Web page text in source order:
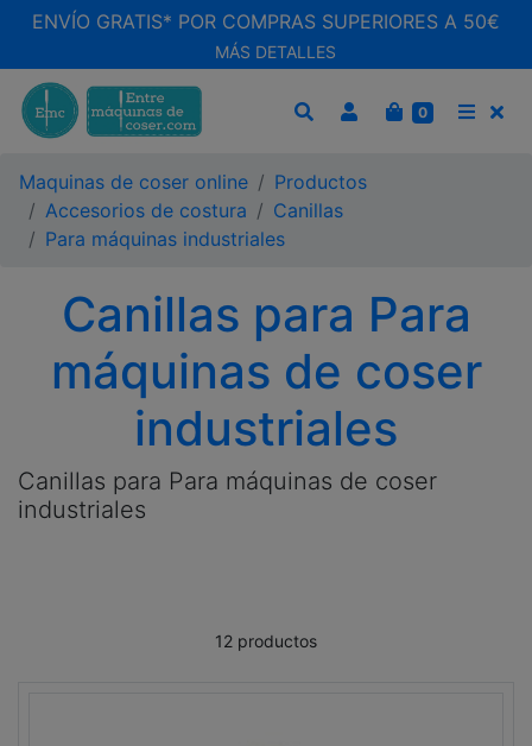
ENVÍO GRATIS* POR COMPRAS SUPERIORES A 50€
MÁS DETALLES
CARRITO
0
Maquinas de coser online
Productos
Accesorios de costura
Canillas
Para máquinas industriales
Canillas para Para
máquinas de coser
industriales
Canillas para Para máquinas de coser
industriales
12 productos